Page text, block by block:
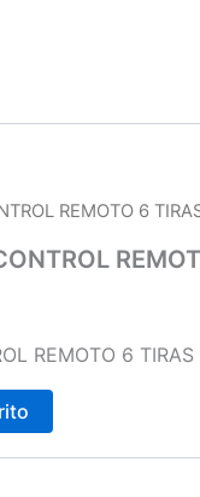
REMOTO 6
REMOTO 6 TIRAS